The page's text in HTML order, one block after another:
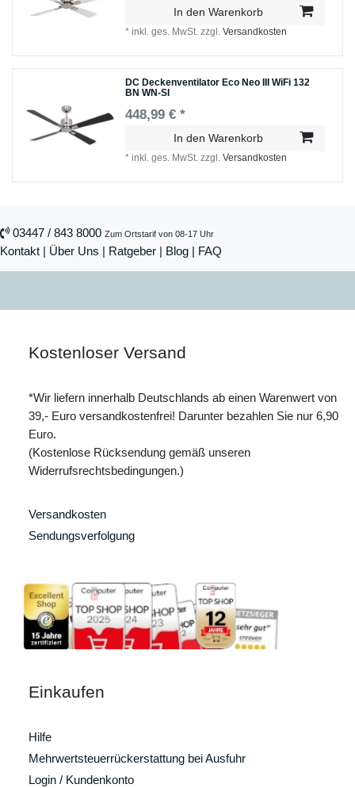
In den Warenkorb
*inkl. ges. MwSt. zzgl.Versandkosten
DC Deckenventilator Eco Neo III WiFi 132
BN WN-SI
448,99 € *
In den Warenkorb
*inkl. ges. MwSt. zzgl.Versandkosten
03447 / 843 8000 Zum Ortstarif von 08-17 Uhr
Kontakt | Über Uns | Ratgeber | Blog | FAQ
Kostenloser Versand
*Wir liefern innerhalb Deutschlands ab einen Warenwert von
39,- Euro versandkostenfrei! Darunter bezahlen Sie nur 6,90
Euro.
(Kostenlose Rücksendung gemäß unseren
Widerrufsrechtsbedingungen.)
Versandkosten
Sendungsverfolgung
Einkaufen
Hilfe
Mehrwertsteuerrückerstattung bei Ausfuhr
Login / Kundenkonto